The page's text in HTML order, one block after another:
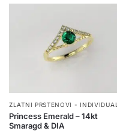
ZLATNI PRSTENOVI - INDIVIDUAL
Princess Emerald – 14kt
Smaragd & DIA